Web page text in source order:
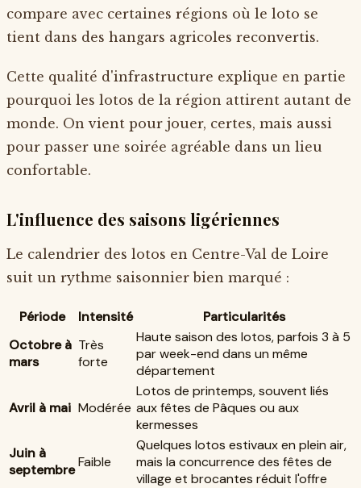
compare avec certaines régions où le loto se
tient dans des hangars agricoles reconvertis.
Cette qualité d'infrastructure explique en partie
pourquoi les lotos de la région attirent autant de
monde. On vient pour jouer, certes, mais aussi
pour passer une soirée agréable dans un lieu
confortable.
L'influence des saisons ligériennes
Le calendrier des lotos en Centre-Val de Loire
suit un rythme saisonnier bien marqué :
Période Intensité
Particularités
Octobre à
mars
Très
forte
Haute saison des lotos, parfois 3 à 5
par week-end dans un même
département
Avril à mai Modérée
Lotos de printemps, souvent liés
aux fêtes de Pâques ou aux
kermesses
Juin à
septembreFaible
Quelques lotos estivaux en plein air,
mais la concurrence des fêtes de
village et brocantes réduit l'offre